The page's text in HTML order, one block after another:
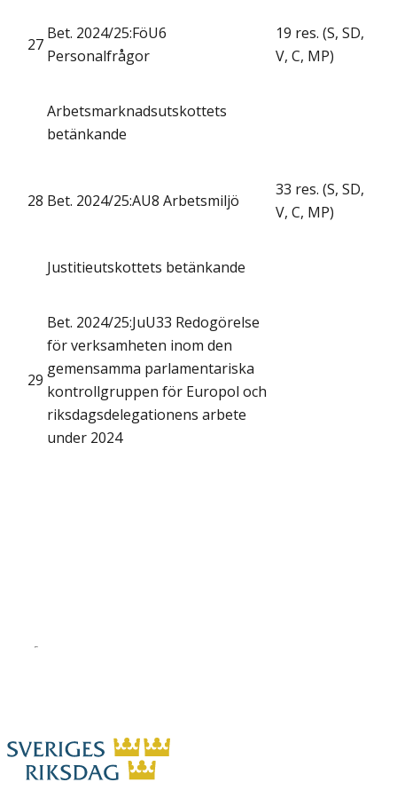
27
Bet. 2024/25:FöU6
Personalfrågor
19 res. (S, SD,
V, C, MP)
Arbetsmarknadsutskottets
betänkande
28 Bet. 2024/25:AU8 Arbetsmiljö
33 res. (S, SD,
V, C, MP)
Justitieutskottets betänkande
29
Bet. 2024/25:JuU33 Redogörelse
för verksamheten inom den
gemensamma parlamentariska
kontrollgruppen för Europol och
riksdagsdelegationens arbete
under 2024